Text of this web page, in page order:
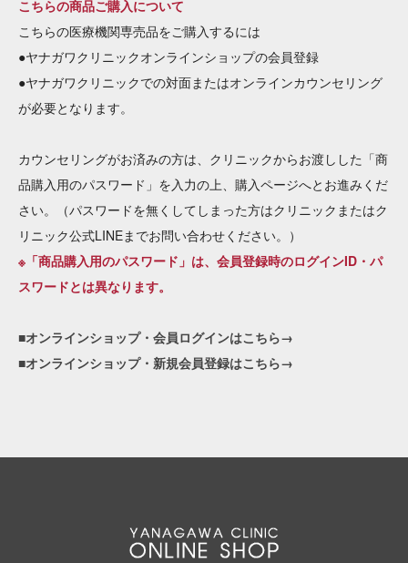
こちらの商品ご購入について
こちらの医療機関専売品をご購入するには
●ヤナガワクリニックオンラインショップの会員登録
●ヤナガワクリニックでの対面またはオンラインカウンセリング
が必要となります。
カウンセリングがお済みの方は、クリニックからお渡しした「商
品購入用のパスワード」を入力の上、購入ページへとお進みくだ
さい。（パスワードを無くしてしまった方はクリニックまたはク
リニック公式LINEまでお問い合わせください。）
※「商品購入用のパスワード」は、会員登録時のログインID・パ
スワードとは異なります。
■オンラインショップ・会員ログインはこちら→
■オンラインショップ・新規会員登録はこちら→